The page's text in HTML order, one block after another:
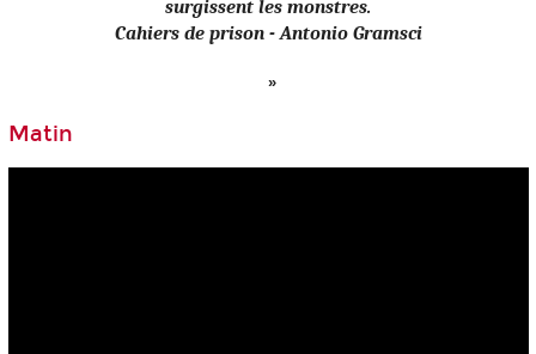
surgissent les monstres.
Cahiers de prison - Antonio Gramsci
Matin